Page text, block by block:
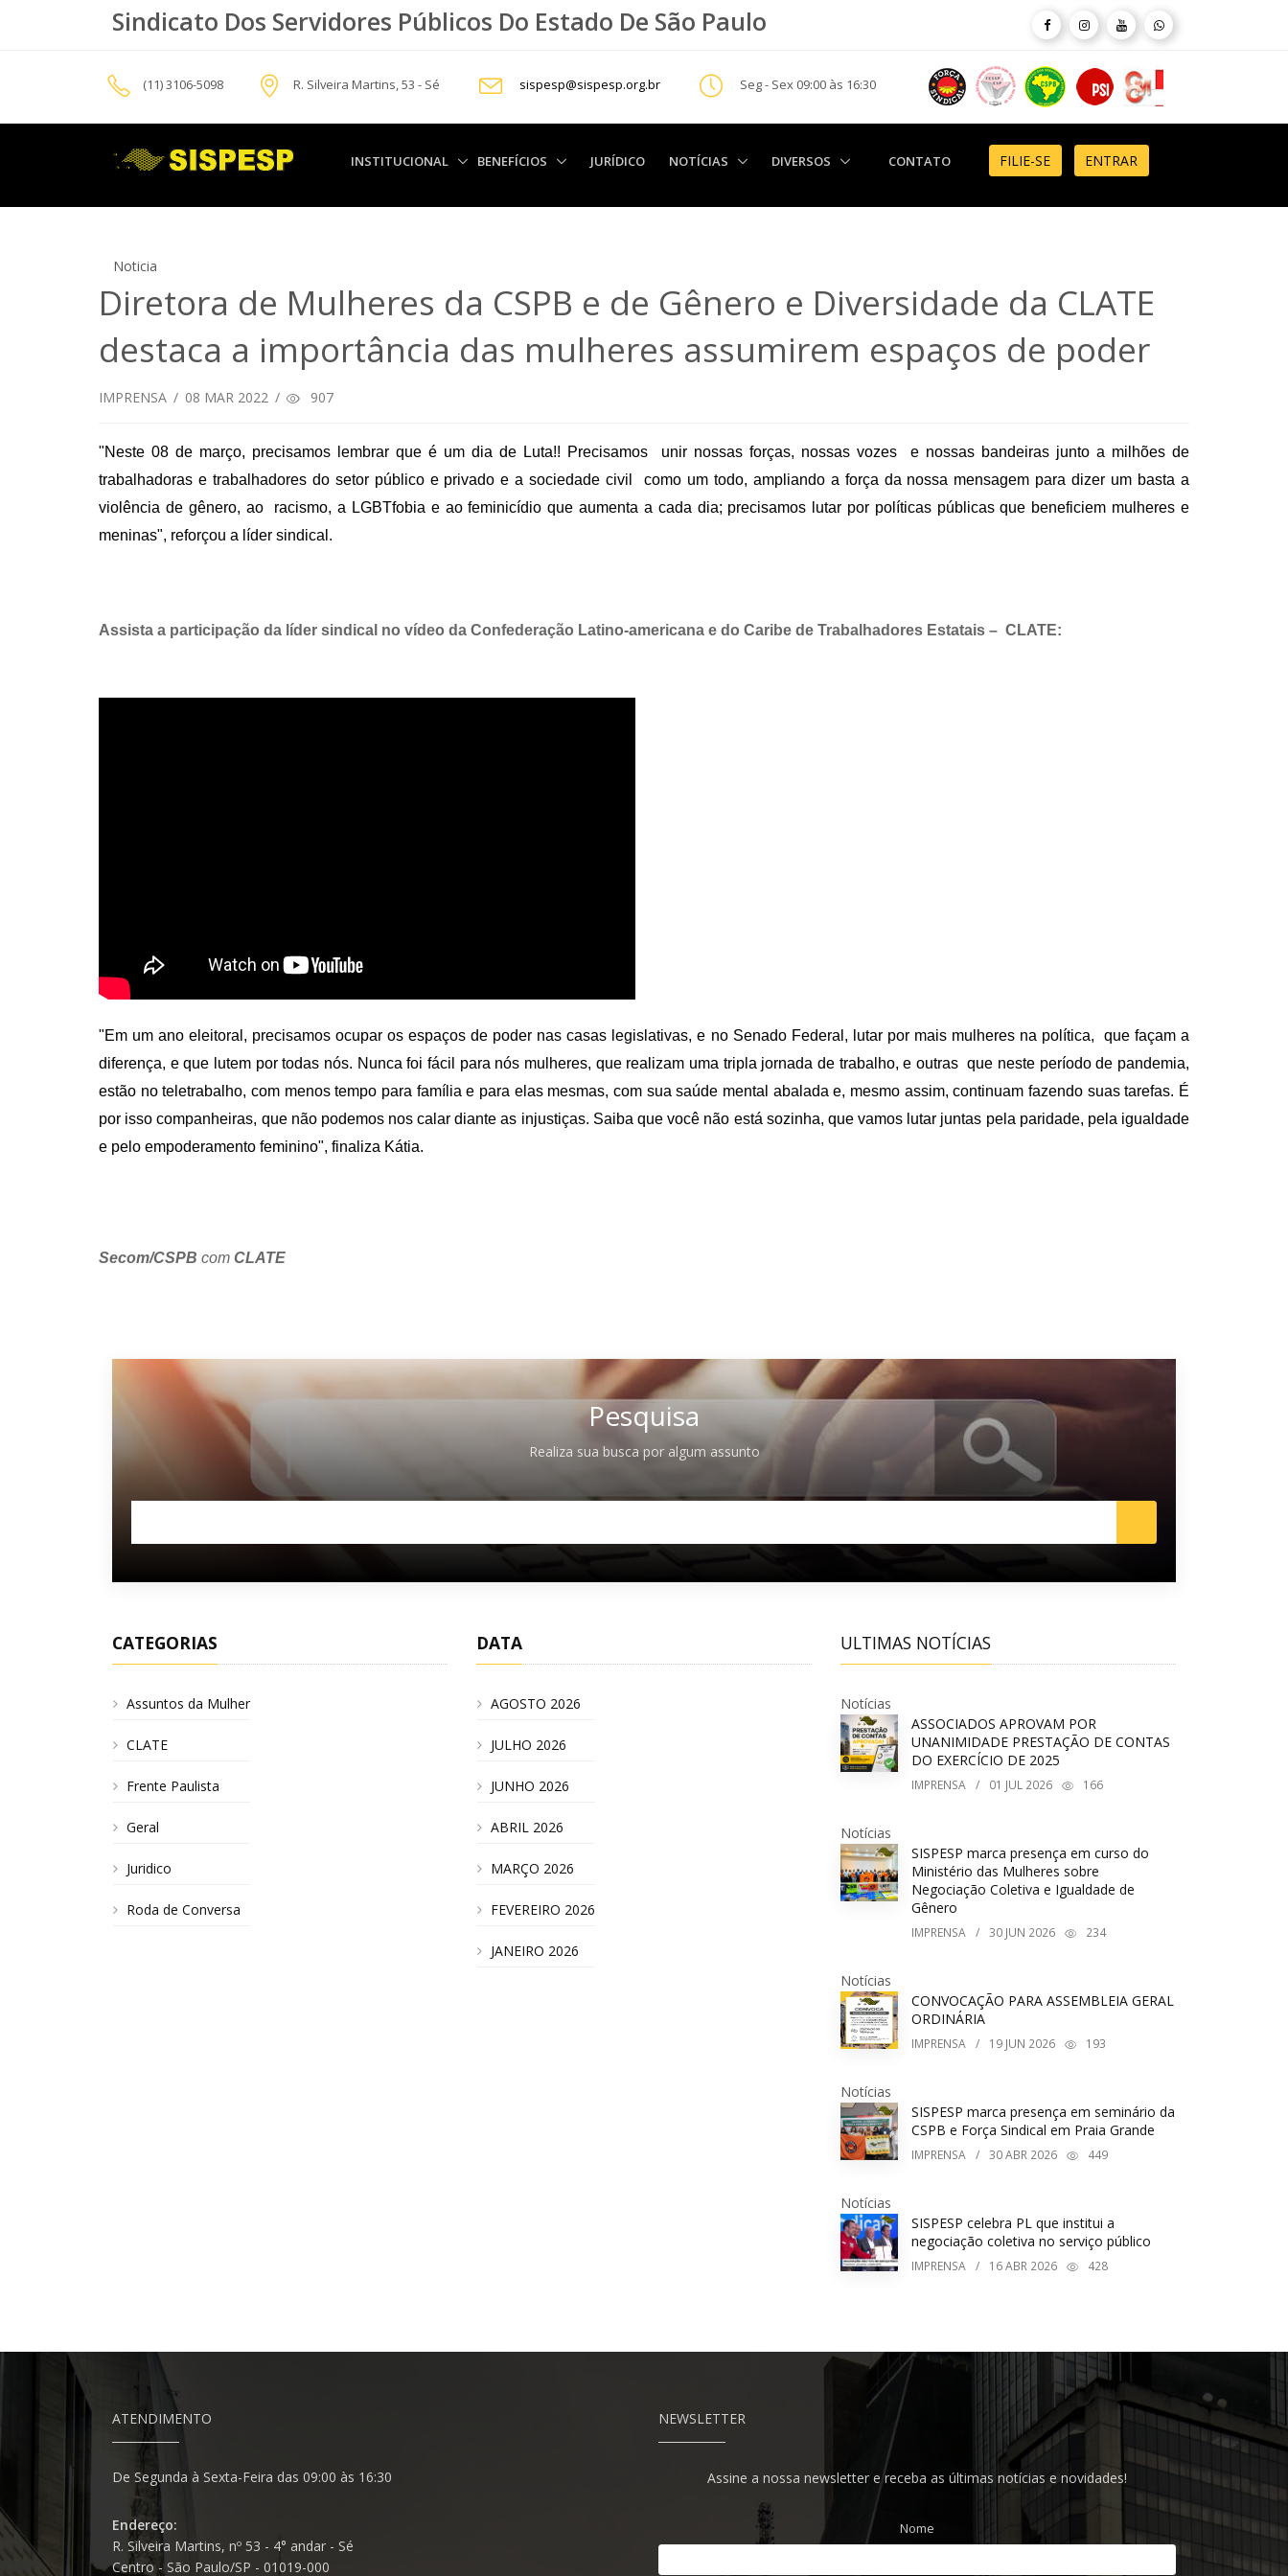
Sindicato Dos Servidores Públicos Do Estado De São Paulo
(11) 3106-5098 R. Silveira Martins, 53 - Sé sispesp@sispesp.org.br Seg - Sex 09:00 às 16:30
INSTITUCIONAL BENEFÍCIOS JURÍDICO NOTÍCIAS DIVERSOS CONTATO FILIE-SE ENTRAR
Noticia
Diretora de Mulheres da CSPB e de Gênero e Diversidade da CLATE
destaca a importância das mulheres assumirem espaços de poder
IMPRENSA / 08 MAR 2022 / 907
"Neste 08 de março, precisamos lembrar que é um dia de Luta!! Precisamos unir nossas forças, nossas vozes e nossas bandeiras junto a milhões de
trabalhadoras e trabalhadores do setor público e privado e a sociedade civil como um todo, ampliando a força da nossa mensagem para dizer um basta a
violência de gênero, ao racismo, a LGBTfobia e ao feminicídio que aumenta a cada dia; precisamos lutar por políticas públicas que beneficiem mulheres e
meninas", reforçou a líder sindical.
Assista a participação da líder sindical no vídeo da Confederação Latino-americana e do Caribe de Trabalhadores Estatais – CLATE:
"Em um ano eleitoral, precisamos ocupar os espaços de poder nas casas legislativas, e no Senado Federal, lutar por mais mulheres na política, que façam a
diferença, e que lutem por todas nós. Nunca foi fácil para nós mulheres, que realizam uma tripla jornada de trabalho, e outras que neste período de pandemia,
estão no teletrabalho, com menos tempo para família e para elas mesmas, com sua saúde mental abalada e, mesmo assim, continuam fazendo suas tarefas. É
por isso companheiras, que não podemos nos calar diante as injustiças. Saiba que você não está sozinha, que vamos lutar juntas pela paridade, pela igualdade
e pelo empoderamento feminino", finaliza Kátia.
Secom/CSPB com CLATE
Pesquisa
Realiza sua busca por algum assunto
CATEGORIAS
Assuntos da Mulher
CLATE
Frente Paulista
Geral
Juridico
Roda de Conversa
DATA
AGOSTO 2026
JULHO 2026
JUNHO 2026
ABRIL 2026
MARÇO 2026
FEVEREIRO 2026
JANEIRO 2026
ULTIMAS NOTÍCIAS
Notícias
ASSOCIADOS APROVAM POR
UNANIMIDADE PRESTAÇÃO DE CONTAS
DO EXERCÍCIO DE 2025
IMPRENSA / 01 JUL 2026 166
Notícias
SISPESP marca presença em curso do
Ministério das Mulheres sobre
Negociação Coletiva e Igualdade de
Gênero
IMPRENSA / 30 JUN 2026 234
Notícias
CONVOCAÇÃO PARA ASSEMBLEIA GERAL
ORDINÁRIA
IMPRENSA / 19 JUN 2026 193
Notícias
SISPESP marca presença em seminário da
CSPB e Força Sindical em Praia Grande
IMPRENSA / 30ABR 2026 449
Notícias
SISPESP celebra PL que institui a
negociação coletiva no serviço público
IMPRENSA / 16ABR 2026 428
ATENDIMENTO
De Segunda à Sexta-Feira das 09:00 às 16:30
Endereço:
R. Silveira Martins, nº 53 - 4° andar - Sé
Centro - São Paulo/SP - 01019-000
NEWSLETTER
Assine a nossa newsletter e receba as últimas notícias e novidades!
Nome